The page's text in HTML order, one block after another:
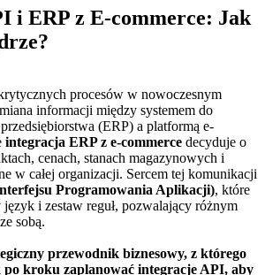
i ERP z E-commerce: Jak
procesów w nowoczesnym
informacji między systemem do
(ERP) a platformą e-
integracja ERP z e-commerce decyduje o
cenach, stanach magazynowych i
w całej organizacji. Sercem tej komunikacji
Programowania Aplikacji), które
język i zestaw reguł, pozwalający różnym
sobą.
przewodnik biznesowy, z którego
po kroku zaplanować integracje API, aby